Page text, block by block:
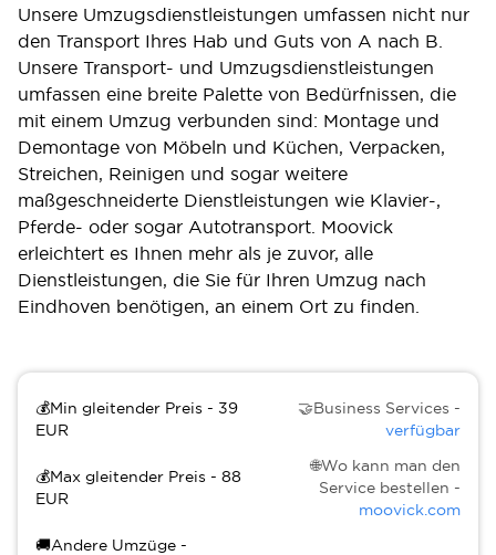
Unsere Umzugsdienstleistungen umfassen nicht nur
den Transport Ihres Hab und Guts von A nach B.
Unsere Transport- und Umzugsdienstleistungen
umfassen eine breite Palette von Bedürfnissen, die
mit einem Umzug verbunden sind: Montage und
Demontage von Möbeln und Küchen, Verpacken,
Streichen, Reinigen und sogar weitere
maßgeschneiderte Dienstleistungen wie Klavier-,
Pferde- oder sogar Autotransport. Moovick
erleichtert es Ihnen mehr als je zuvor, alle
Dienstleistungen, die Sie für Ihren Umzug nach
Eindhoven benötigen, an einem Ort zu finden.
💰Min gleitender Preis - 39
EUR
🤝Business Services -
verfügbar
💰Max gleitender Preis - 88
EUR
🌐Wo kann man den
Service bestellen -
moovick.com
🚚Andere Umzüge -